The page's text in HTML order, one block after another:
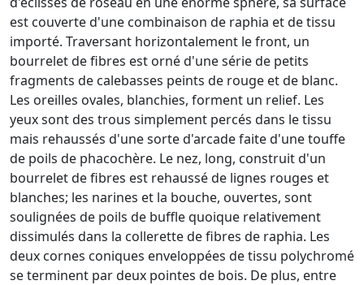
est couverte d'une combinaison de raphia et de tissu
importé. Traversant horizontalement le front, un
bourrelet de fibres est orné d'une série de petits
fragments de calebasses peints de rouge et de blanc.
Les oreilles ovales, blanchies, forment un relief. Les
yeux sont des trous simplement percés dans le tissu
mais rehaussés d'une sorte d'arcade faite d'une touffe
de poils de phacochère. Le nez, long, construit d'un
bourrelet de fibres est rehaussé de lignes rouges et
blanches; les narines et la bouche, ouvertes, sont
soulignées de poils de buffle quoique relativement
dissimulés dans la collerette de fibres de raphia. Les
deux cornes coniques enveloppées de tissu polychromé
se terminent par deux pointes de bois. De plus, entre